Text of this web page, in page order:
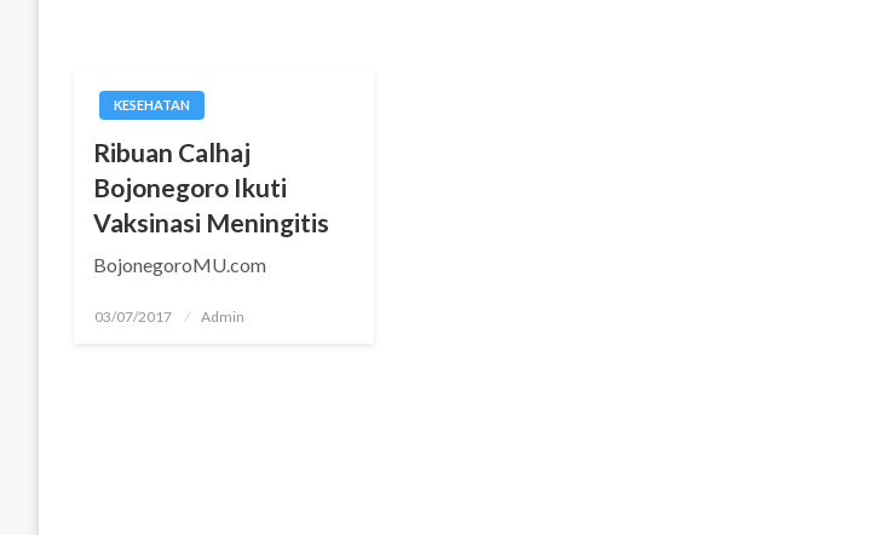
KESEHATAN
Ribuan Calhaj
Bojonegoro Ikuti
Vaksinasi Meningitis
BojonegoroMU.com
Posted
03/07/2017 Admin